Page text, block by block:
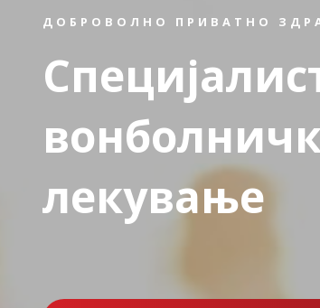
ДОБРОВОЛНО ПРИВАТНО
лекување